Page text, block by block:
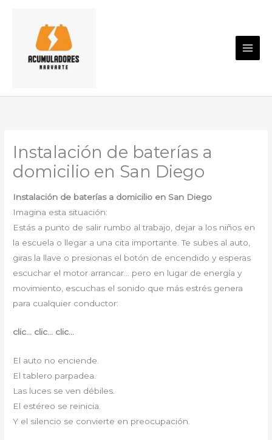
contenido
Instalación de baterías a
domicilio en San Diego
Instalación de baterías a domicilio en San Diego
Imagina esta situación:
Estás a punto de salir rumbo al trabajo, dejar a los niños en
la escuela o llegar a una cita importante. Te subes al auto,
giras la llave o presionas el botón de encendido y esperas
escuchar el motor arrancar… pero en lugar de energía y
movimiento, escuchas el sonido que más estrés genera
para cualquier conductor:
clic… clic… clic…
El auto no enciende.
El tablero parpadea.
Las luces se ven débiles.
El estéreo se reinicia.
Y el silencio se convierte en preocupación.